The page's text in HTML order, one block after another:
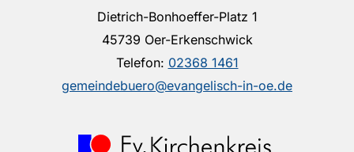
Dietrich-Bonhoeffer-Platz 1
45739 Oer-Erkenschwick
Telefon: 02368 1461
gemeindebuero@evangelisch-in-oe.de